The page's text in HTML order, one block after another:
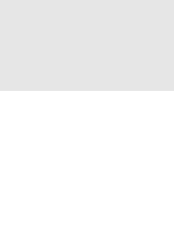
半导体 A股